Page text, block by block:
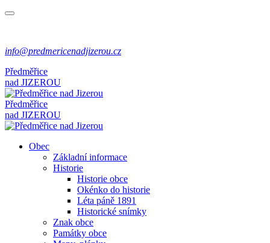
info@predmericenadjizerou.cz
Předměřice
nad JIZEROU
Předměřice
nad JIZEROU
Obec
Základní informace
Historie
Historie obce
Okénko do historie
Léta páně 1891
Historické snímky
Znak obce
Památky obce